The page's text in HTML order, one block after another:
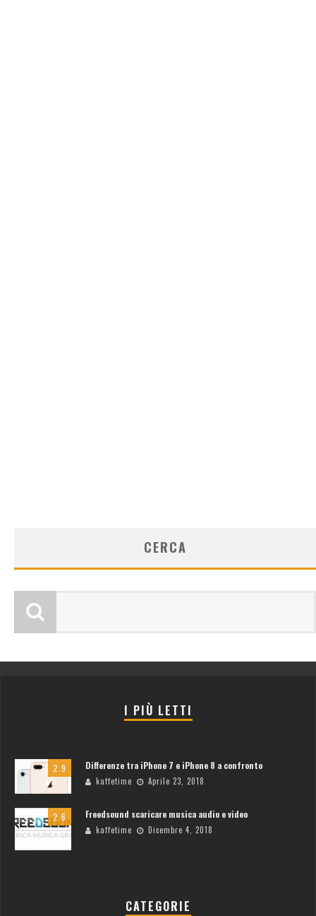
CERCA
I PIÙ LETTI
2.9 Differenze tra iPhone 7 e iPhone 8 a confronto
kaffetime Aprile 23, 2018
2.6 Freedsound scaricare musica audio e video
kaffetime Dicembre 4, 2018
CATEGORIE